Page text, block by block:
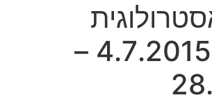
שבועית 4.7.2015 –